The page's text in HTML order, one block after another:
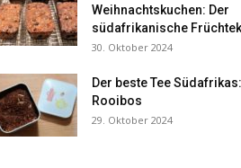
Weihnachtskuchen: Der
südafrikanische
30. Oktober 2024
Der beste Tee Südafrikas:
Rooibos
29. Oktober 2024